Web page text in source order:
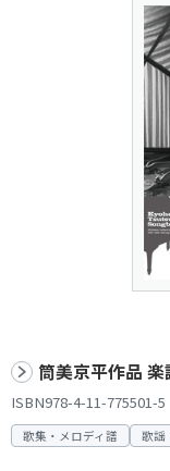
筒美京平作品
ISBN978-4-11-775501-5
歌集・メロディ譜 歌謡